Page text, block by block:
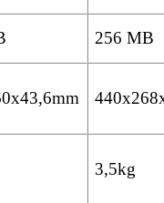
256 MB
3,5kg